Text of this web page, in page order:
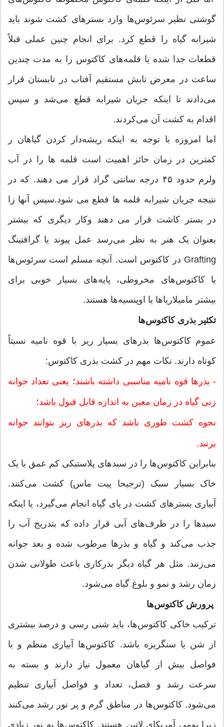
گوشتی نظیر سرئوس‌ها وارد بسترهای کشت شوند باید
شیرابه گیاه را قطع کرد. برای انجام چنین عملی قبلاً
قطعات جدا شده یا قلمه‌های کاکتوس را به مدت چندین
ساعت در معرض تابش مستقیم آفتاب در تابستان قرار
می‌دادند تا اینکه جریان شیرابه قطع می‌شد و سپس
اقدام به کشت آن می‌کردند.
اما امروزه با توجه به اینکه ریشه‌دار کردن گیاهان ر
کمترین در زمان حائز اهمیت است قلمه ها را در آب
ولرم حدود ۴۵ درجه سانتی گراد قرار می دهند. که در
نتیجه جریان شیرابه قلمه ها قطع می شود.سپس آنها زا
در بستر کاشت قرار می دهند وکار دیگری که بیشتر
بعنوان یک هنر به نظر می‌رسد عمل پیوند یا گرافتینگ
Grafting در کاکتوس است. آنچه مسلم است سرئوس‌ها
یا کاکتوس‌های مخروطی، پایه‌های بسیار خوبی برای
بیشتر مامیلاریاها یا اوپنسیه‌ها هستند.
تکثیر بذری کاکتوس‌ها
عموم کاکتوس‌ها بذرهای بسیار ریز با قوه نامیه نسبتاً
کوتاه دارند. نکات مهم در کشت بذری کاکتوس:
- بذرها قوه نامیه مناسبی داشته باشند؛ یعنی تعداد جوانه
زنی گیاه در زمان معین به اندازه قابل قبول باشد؛
نحوه کشت طوری باشد که بذرهای ریز بتوانند جوانه
بزنند.
بنابراین کاکتوس‌ها را در سبدهای پلاستیکی کم عمق با یک
خاک بسیار سبک (ترجیحا پیت ماس) کشت می‌کنند.
آبیاری بسترهای کشت در پای گیاه انجام می‌گیرد، یا اینکه
سبدها را در ظرف‌های آبی قرار داده که بتدریج آب را
جذب می‌کند و گیاه و بذرها مرطوب شده و بعد جوانه
می‌زنند. مثل هر گیاه دیگر بذرکاری باعث طولانی شدن
زمان رشد و نمو و بلوغ گیاه می‌شود.
پرورش کاکتوس‌ها
ترکیب خاکی کاکتوس‌ها، باید شنی رسی و درصد بیشتری
از شن یا سنگریزه باشد. کاکتوس‌ها آبیاری منظم و با
فواصل بیش از گیاهان معمول نیاز دارند و بسته به
سرعت رشد و فصل، تعداد و فواصل آبیاری تنظیم
می‌شود. کاکتوس‌ها در مناطق گرم و پر نور رشد می‌کنند
زیرا بومی آمریکای لاتین هستند. کاکتوس‌ها به نور زیادی